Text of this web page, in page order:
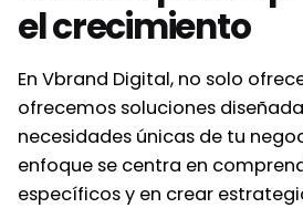
el crecimiento
En Vbrand Digital, no solo
ofrecemos soluciones
necesidades únicas de tu
enfoque se centra en
específicos y en crear